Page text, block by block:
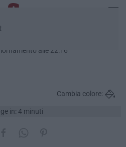
alle 22:16
in: 4 minuti
Cambia colore: